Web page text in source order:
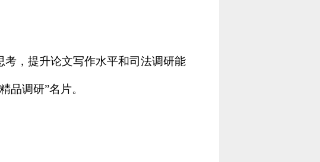
考，提升论文写作水平和司法调研能
品调研”名片。